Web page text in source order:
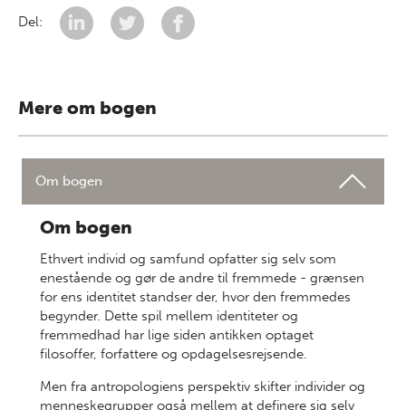
Del:
Mere om bogen
Om bogen
Om bogen
Ethvert individ og samfund opfatter sig selv som
enestående og gør de andre til fremmede - grænsen
for ens identitet standser der, hvor den fremmedes
begynder. Dette spil mellem identiteter og
fremmedhad har lige siden antikken optaget
filosoffer, forfattere og opdagelsesrejsende.
Men fra antropologiens perspektiv skifter individer og
menneskegrupper også mellem at definere sig selv